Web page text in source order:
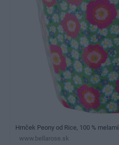
Hrnček Peony od Rice, 100 %
www.bellarose.sk